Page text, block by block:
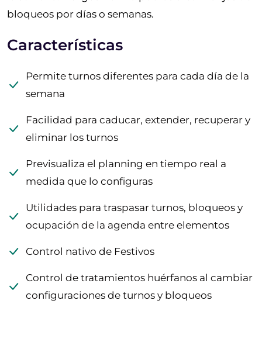
bloqueos por días o semanas.
Características
Permite turnos diferentes para cada día de la
semana
Facilidad para caducar, extender, recuperar y
eliminar los turnos
Previsualiza el planning en tiempo real a
medida que lo configuras
Utilidades para traspasar turnos, bloqueos y
ocupación de la agenda entre elementos
Control nativo de Festivos
Control de tratamientos huérfanos al cambiar
configuraciones de turnos y bloqueos